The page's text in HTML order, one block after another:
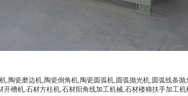
,陶瓷磨边机,陶瓷倒角机,陶瓷圆弧机,圆弧抛光机,圆弧线条抛
槽机,石材方柱机,石材阳角线加工机械,石材楼梯扶手加工机